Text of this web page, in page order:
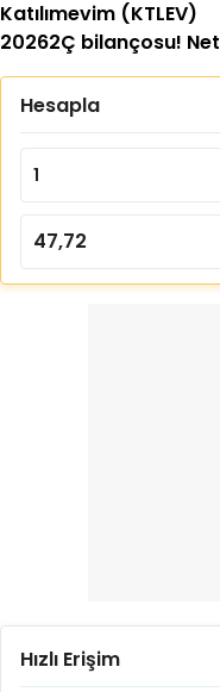
Katılımevim (KTLEV)
20262Ç bilançosu! Net
kâr %713 arttı
Hesapla
Hızlı Erişim